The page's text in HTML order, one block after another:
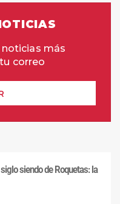
siendo de Roquetas: la